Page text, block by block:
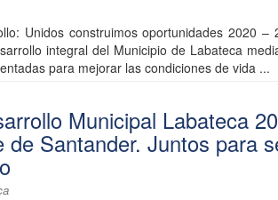
Unidos construimos oportunidades 2020 –
integral del Municipio de Labateca
para mejorar las condiciones de vida ...
Municipal Labateca
de Santander. Juntos para